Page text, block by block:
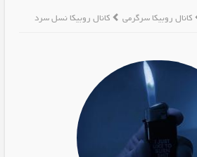
کانال روبیکا سرگرمی کانال روبیکا نسل سرد